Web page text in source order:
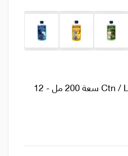
معطر ومنظف Ctn / Loyal سعة 200 مل - 12